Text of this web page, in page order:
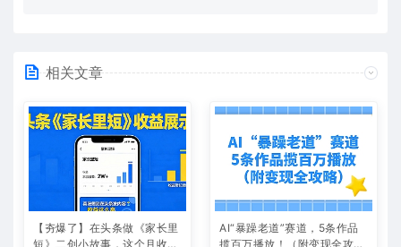
相关文章
【夯爆了】在头条做《家长里
短》二创小故事，这个月收益
AI“暴躁老道”赛道，5条作品
揽百万播放！（附变现全攻